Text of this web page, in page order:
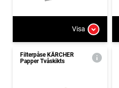
Visa
Filterpåse KÄRCHER
Papper Tvåskikts